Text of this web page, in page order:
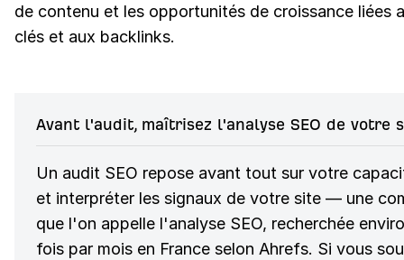
de contenu et les opportunités de croissance liées
clés et aux backlinks.
Avant l'audit, maîtrisez l'analyse SEO de votre
Un audit SEO repose avant tout sur votre
et interpréter les signaux de votre site — une
que l'on appelle l'analyse SEO, recherchée
fois par mois en France selon Ahrefs. Si vous